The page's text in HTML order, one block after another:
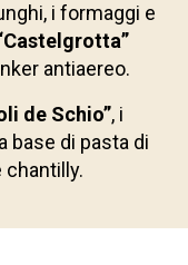
i formaggi e
antiaereo.
de Schio”, i
a base di pasta di
chantilly.